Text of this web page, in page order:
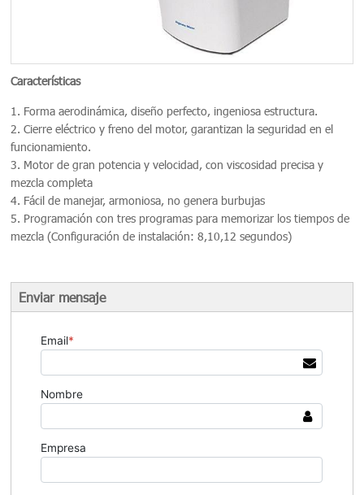
Características
1. Forma aerodinámica, diseño perfecto, ingeniosa estructura.
2. Cierre eléctrico y freno del motor, garantizan la seguridad en el
funcionamiento.
3. Motor de gran potencia y velocidad, con viscosidad precisa y
mezcla completa
4. Fácil de manejar, armoniosa, no genera burbujas
5. Programación con tres programas para memorizar los tiempos de
mezcla (Configuración de instalación: 8,10,12 segundos)
Enviar mensaje